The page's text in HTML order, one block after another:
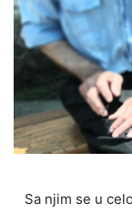
Sa njim se u